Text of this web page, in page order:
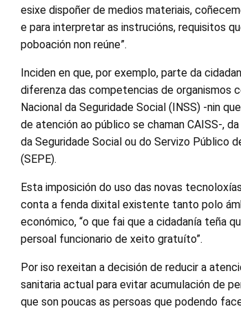
esixe dispoñer de medios materiais,
e para interpretar as instrucións, requisitos
poboación non reúne”.
Inciden en que, por exemplo, parte da
diferenza das competencias de organismos
Nacional da Seguridade Social (INSS) -nin
de atención ao público se chaman CAISS-,
da Seguridade Social ou do Servizo Público
(SEPE).
Esta imposición do uso das novas
conta a fenda dixital existente tanto polo
económico, “o que fai que a cidadanía teña
persoal funcionario de xeito gratuíto”.
Por iso rexeitan a decisión de reducir a
sanitaria actual para evitar acumulación de
que son poucas as persoas que podendo